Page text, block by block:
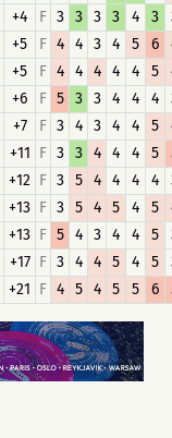
+4 F 3 3 3 3 4 3
+5 F 4 4 3 4 5 6
+5 F 4 4 4 4 4 5
+6 F 5 3 3 4 4 4
+7 F 3 4 3 4 4 5
+11 F 3 3 4 4 4 5
+12 F 3 5 4 4 4 4
+13 F 3 5 4 5 4 5
+13 F 5 4 3 4 4 5
+17 F 3 4 4 5 4 5
+21 F 4 5 4 5 5 6